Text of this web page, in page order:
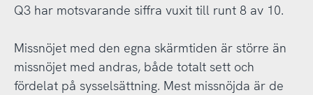
Q3 har motsvarande siffra vuxit till runt 8 av 10.
Missnöjet med den egna skärmtiden är större än
missnöjet med andras, både totalt sett och
fördelat på sysselsättning. Mest missnöjda är de